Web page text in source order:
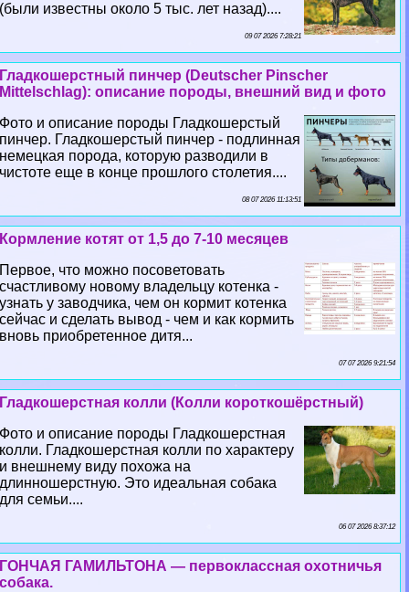
(были известны около 5 тыс. лет назад)....
09 07 2026 7:28:21
Гладкошерстный пинчер (Deutscher Pinscher
Mittelschlag): описание породы, внешний вид и фото
Фото и описание породы Гладкошерстый
пинчер. Гладкошерстый пинчер - подлинная
немецкая порода, которую разводили в
чистоте еще в конце прошлого столетия....
08 07 2026 11:13:51
Кормление котят от 1,5 до 7-10 месяцев
Первое, что можно посоветовать
счастливому новому владельцу котенка -
узнать у заводчика, чем он кормит котенка
сейчас и сделать вывод - чем и как кормить
вновь приобретенное дитя...
07 07 2026 9:21:54
Гладкошерстная колли (Колли короткошёрстный)
Фото и описание породы Гладкошерстная
колли. Гладкошерстная колли по хаpaктеру
и внешнему виду похожа на
длинношерстную. Это идеальная собака
для семьи....
06 07 2026 8:37:12
ГОНЧАЯ ГАМИЛЬТОНА — первоклассная охотничья
собака.